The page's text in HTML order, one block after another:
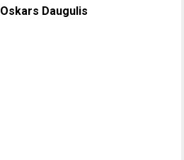
Oskars Daugulis